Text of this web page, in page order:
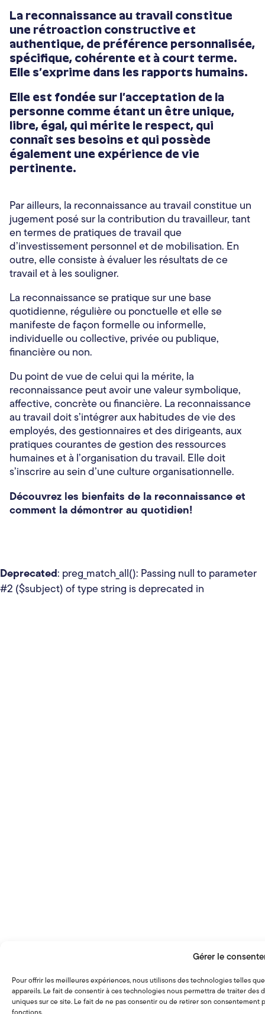
Gérer le
Pour offrir les meilleures expériences, nous utilisons des technologies telles
appareils. Le fait de consentir à ces technologies nous permettra de traiter
uniques sur ce site. Le fait de ne pas consentir ou de retirer son
fonctions.
La reconnaissance au travail constitue
une rétroaction constructive et
authentique, de préférence personnalisée,
spécifique, cohérente et à court terme.
Elle s’exprime dans les rapports humains.
Elle est fondée sur l’acceptation de la
personne comme étant un être unique,
libre, égal, qui mérite le respect, qui
connaît ses besoins et qui possède
également une expérience de vie
pertinente.
Par ailleurs, la reconnaissance au travail constitue un
jugement posé sur la contribution du travailleur, tant
en termes de pratiques de travail que
d’investissement personnel et de mobilisation. En
outre, elle consiste à évaluer les résultats de ce
travail et à les souligner.
La reconnaissance se pratique sur une base
quotidienne, régulière ou ponctuelle et elle se
manifeste de façon formelle ou informelle,
individuelle ou collective, privée ou publique,
financière ou non.
Du point de vue de celui qui la mérite, la
reconnaissance peut avoir une valeur symbolique,
affective, concrète ou financière. La reconnaissance
au travail doit s’intégrer aux habitudes de vie des
employés, des gestionnaires et des dirigeants, aux
pratiques courantes de gestion des ressources
humaines et à l’organisation du travail. Elle doit
s’inscrire au sein d’une culture organisationnelle.
Découvrez les bienfaits de la reconnaissance et
comment la démontrer au quotidien!
Deprecated: preg_match_all(): Passing null to parameter
#2 ($subject) of type string is deprecated in
contribue au financement des activités du Comité
l’action communautaire.
Événements